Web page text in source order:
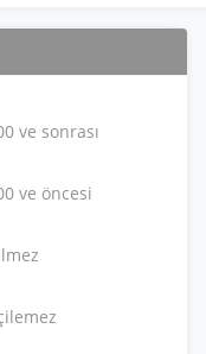
ve sonrası
ve öncesi